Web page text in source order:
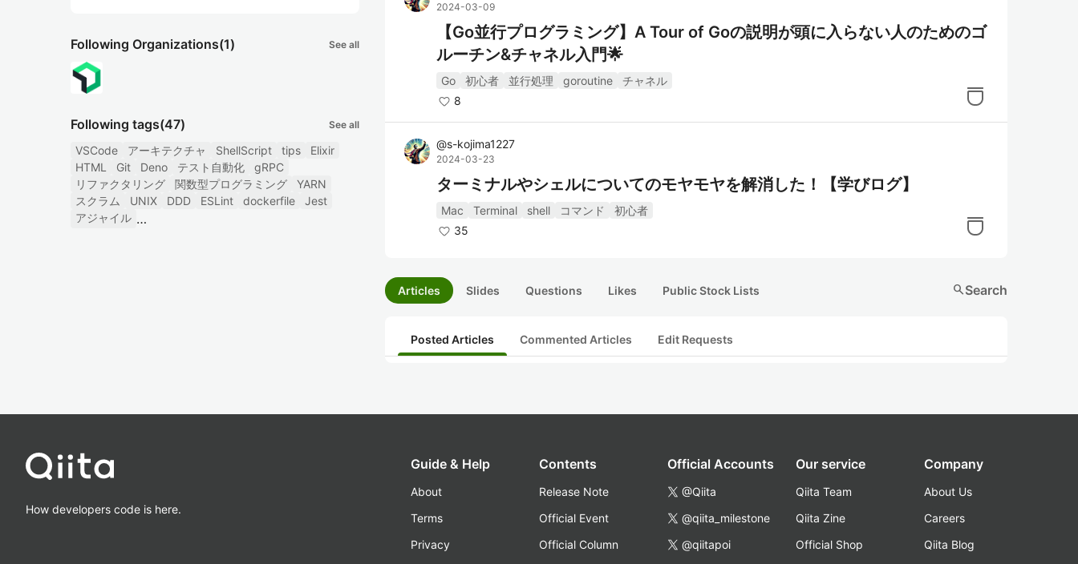
Following Organizations(1) See all
Following tags(47) See all
VSCode アーキテクチャ ShellScript tips
Elixir
HTML
Git Deno テスト自動化
gRPC
リファクタリング
関数型プログラミング
YARN
スクラム
UNIX DDD ESLint dockerfile
Jest
アジャイル
2024-03-09
【Go並行プログラミング】A Tour of Goの説明が頭に入らない人のためのゴ
ルーチン&チャネル入門🌟
Go 初心者 並行処理 goroutine
チャネル
8
@s-kojima1227
2024-03-23
ターミナルやシェルについてのモヤモヤを解消した！【学びログ】
Mac Terminal shell コマンド
初心者
35
Articles Slides Questions Likes Public Stock Lists searchSearch
Posted Articles Commented Articles Edit Requests
How developers code is here.
Guide & Help
About
Terms
Privacy
Contents
Release Note
Official Event
Official Column
Official Accounts
@Qiita
@qiita_milestone
@qiitapoi
Our service
Qiita Team
Qiita Zine
Official Shop
Company
About Us
Careers
Qiita Blog